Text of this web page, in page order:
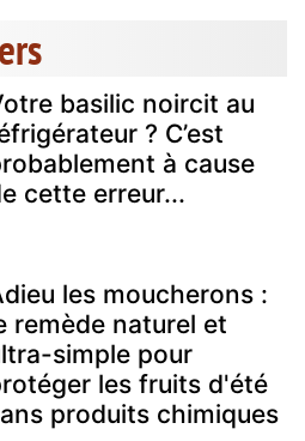
basilic noircit au
? C’est
à cause
cette erreur...
les moucherons :
remède naturel et
simple pour
les fruits d'été
produits chimiques